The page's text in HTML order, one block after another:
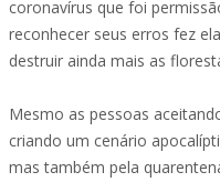
coronavírus que foi
reconhecer seus erros fez
destruir ainda mais as
Mesmo as pessoas
criando um cenário
mas também pela